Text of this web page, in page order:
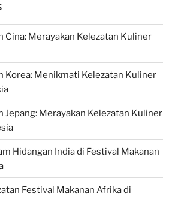
Cina: Merayakan Kelezatan Kuliner
Korea: Menikmati Kelezatan Kuliner
Jepang: Merayakan Kelezatan Kuliner
Hidangan India di Festival Makanan
Festival Makanan Afrika di